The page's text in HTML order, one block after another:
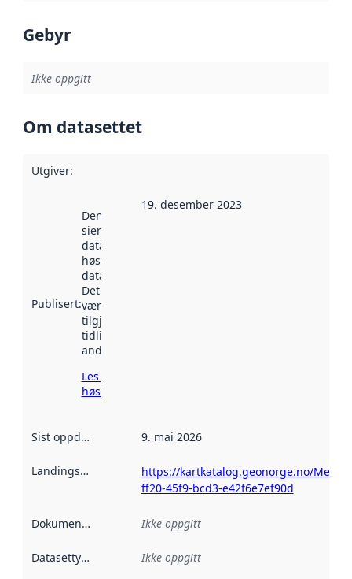
Gebyr
Ikke oppgitt
Om datasettet
Utgiver:
Publisert:
Denne datoen
sier når
datasettet ble
høstet av
data.norge.no.
Det kan ha
vært
tilgjengelig
tidligere
andre steder.
Les mer om
høsting her
19. desember 2023
Sist oppdatert 9. mai 2026
Landingsside
https://kartkatalog.geonorge.no/
ff20-45f9-bcd3-e42f6e7ef90d
Dokumentasjon Ikke oppgitt
Datasettype Ikke oppgitt